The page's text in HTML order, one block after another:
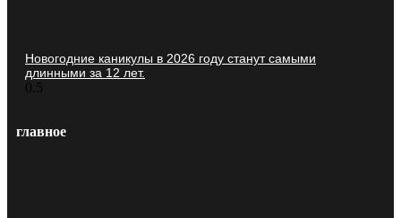
Новогодние каникулы в 2026 году станут самыми
длинными за 12 лет.
главное